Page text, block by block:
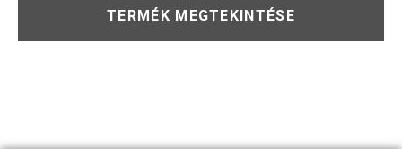
TERMÉK MEGTEKINTÉSE